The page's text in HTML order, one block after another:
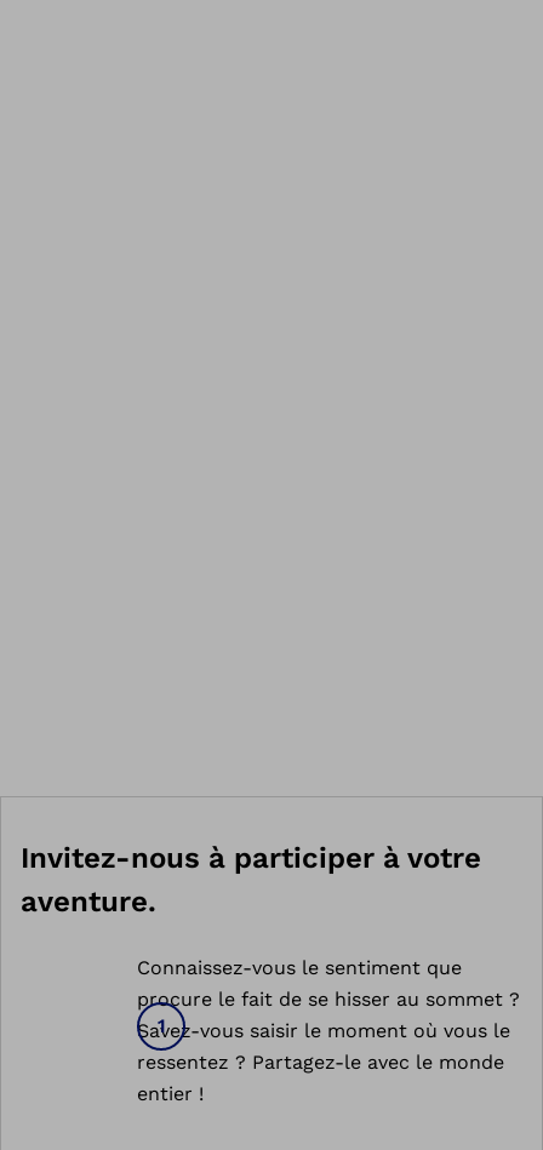
Invitez-nous à participer à votre
aventure.
Connaissez-vous le sentiment que
procure le fait de se hisser au sommet ?
Savez-vous saisir le moment où vous le
ressentez ? Partagez-le avec le monde
entier !